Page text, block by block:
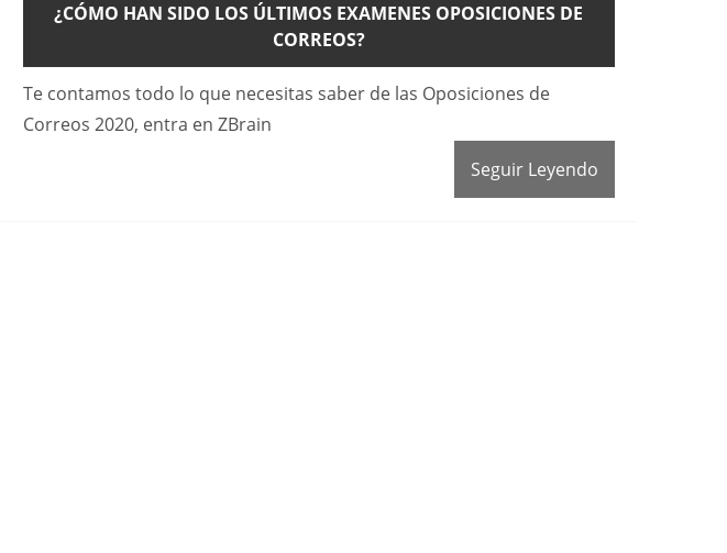
¿CÓMO HAN SIDO LOS ÚLTIMOS EXAMENES OPOSICIONES DE
CORREOS?
Te contamos todo lo que necesitas saber de las Oposiciones de
Correos 2020, entra en ZBrain
Seguir Leyendo